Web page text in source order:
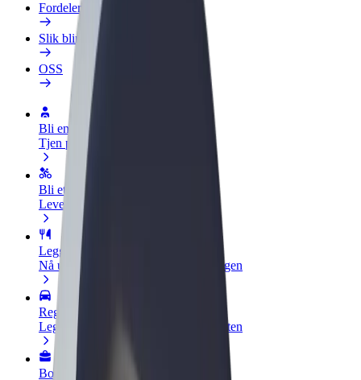
Fordeler
Slik blir du med
OSS
Bli en sjåfør
Tjen penger på egne vilkår
Bli et leveringsbud
Lever mat og få betalt ukentlig
Legg til en restaurant eller butikk
Nå ut til flere kunder og øk inntjeningen
Registrer deg som flåteeier
Legg til flåten din i Bolt og øk inntekten
Bolt for Business